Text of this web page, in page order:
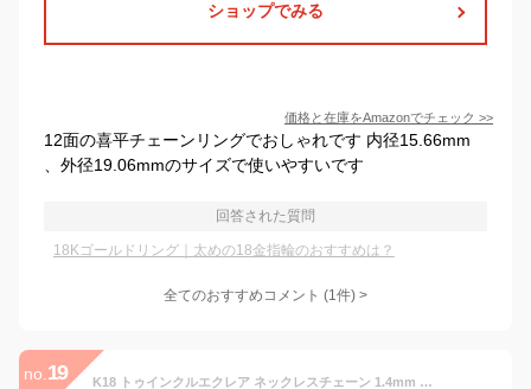
ショップでみる
価格と在庫をAmazonでチェック >>
12面の喜平チェーンリングでおしゃれです 内径15.66mm
、外径19.06mmのサイズで使いやすいです
回答された質問
18Kゴールドリング｜太めの18金指輪のおすすめは？
全てのおすすめコメント (1件) >
no. 19 K18 トゥインクルエクレア ネックレスチェーン 1.4mm レディース アズキ 小豆 あずき 18k k18ネックレス 18金ネックレス 地金 ゴールドチェーン ネックレス ロング 40cm 45cm 50cm 60cm 細身 ファンタジアチェーン 延長可 金属アレルギー対応 女性